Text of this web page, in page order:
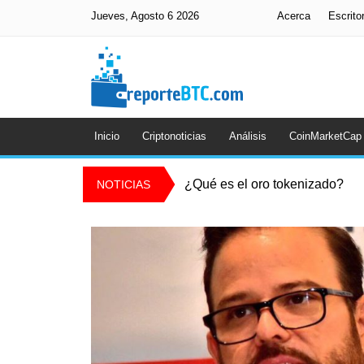
Jueves, Agosto 6 2026 Acerca
Inicio Criptonoticias Análisis CoinMarketCap
NOTICIAS ¿Qué es el oro tokenizado?